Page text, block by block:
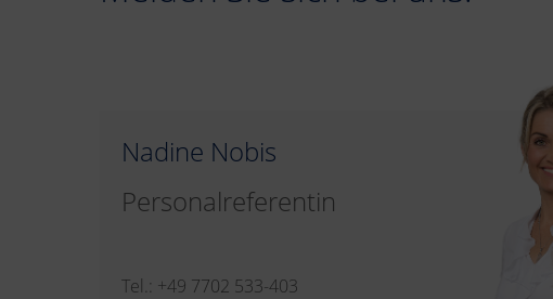
Nadine Nobis
Personalreferentin
Tel.: +49 7702 533-403